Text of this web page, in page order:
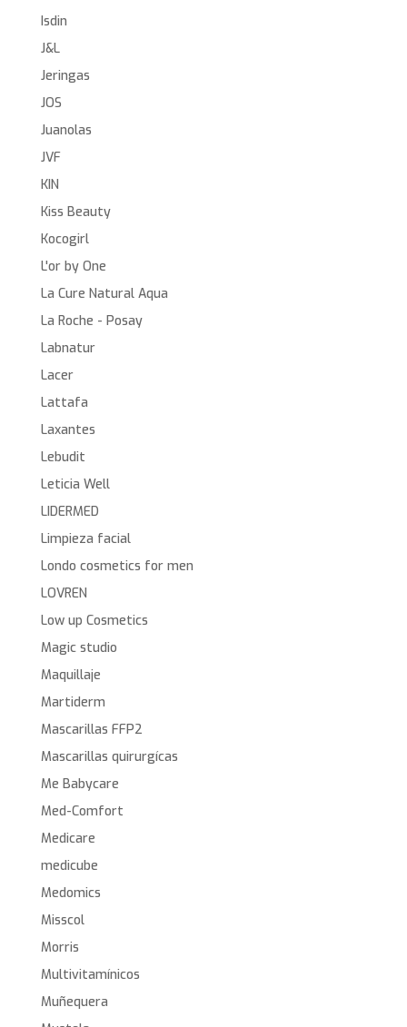
Isdin
J&L
Jeringas
JOS
Juanolas
JVF
KIN
Kiss Beauty
Kocogirl
L'or by One
La Cure Natural Aqua
La Roche - Posay
Labnatur
Lacer
Lattafa
Laxantes
Lebudit
Leticia Well
LIDERMED
Limpieza facial
Londo cosmetics for men
LOVREN
Low up Cosmetics
Magic studio
Maquillaje
Martiderm
Mascarillas FFP2
Mascarillas quirurgícas
Me Babycare
Med-Comfort
Medicare
medicube
Medomics
Misscol
Morris
Multivitamínicos
Muñequera